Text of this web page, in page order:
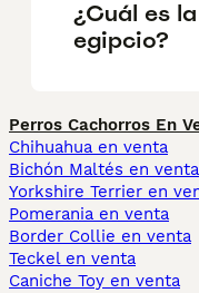
¿Cuál es
egipcio?
Perros Cachorros En
Chihuahua en venta
Bichón Maltés en venta
Yorkshire Terrier en
Pomerania en venta
Border Collie en venta
Teckel en venta
Caniche Toy en venta